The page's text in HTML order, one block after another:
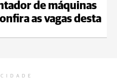
de máquinas
as vagas desta